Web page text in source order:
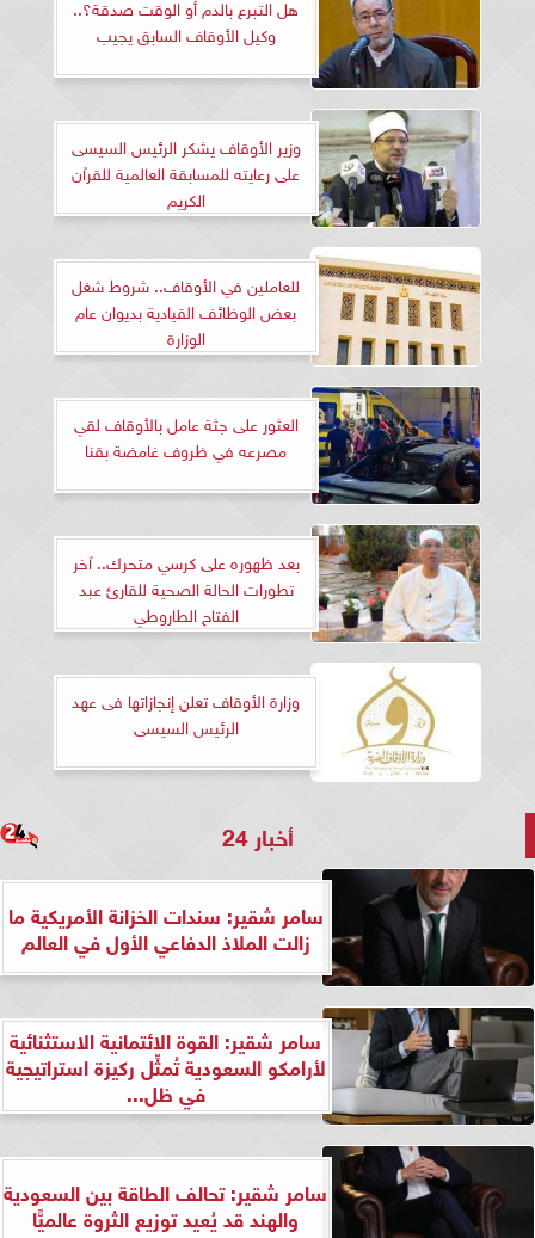
هل التبرع بالدم أو الوقت صدقة؟..
وكيل الأوقاف السابق يجيب
وزير الأوقاف يشكر الرئيس السيسى
على رعايته للمسابقة العالمية للقرآن
الكريم
للعاملين في الأوقاف.. شروط شغل
بعض الوظائف القيادية بديوان عام
الوزارة
العثور على جثة عامل بالأوقاف لقي
مصرعه في ظروف غامضة بقنا
بعد ظهوره على كرسي متحرك.. آخر
تطورات الحالة الصحية للقارئ عبد
الفتاح الطاروطي
وزارة الأوقاف تعلن إنجازاتها فى عهد
الرئيس السيسى
أخبار 24
سامر شقير: سندات الخزانة الأمريكية ما
زالت الملاذ الدفاعي الأول في العالم
سامر شقير: القوة الائتمانية الاستثنائية
لأرامكو السعودية تُمثِّل ركيزة استراتيجية
في ظل...
سامر شقير: تحالف الطاقة بين السعودية
والهند قد يُعيد توزيع الثروة عالميًّا